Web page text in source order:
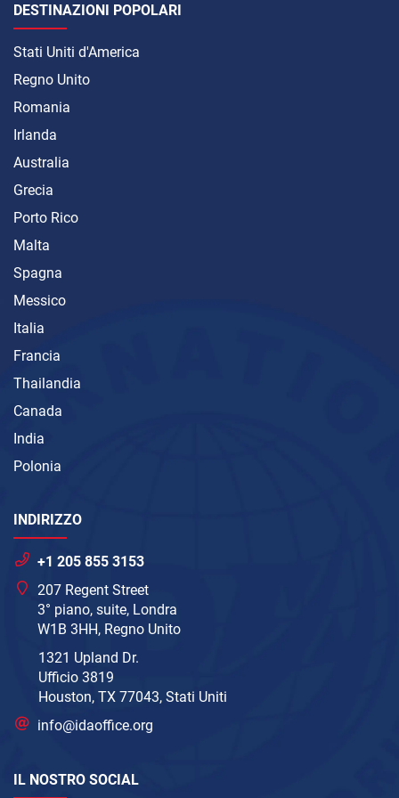
DESTINAZIONI POPOLARI
Stati Uniti d'America
Regno Unito
Romania
Irlanda
Australia
Grecia
Porto Rico
Malta
Spagna
Messico
Italia
Francia
Thailandia
Canada
India
Polonia
INDIRIZZO
+1 205 855 3153
207 Regent Street
3° piano, suite, Londra
W1B 3HH, Regno Unito
1321 Upland Dr.
Ufficio 3819
Houston, TX 77043, Stati Uniti
info@idaoffice.org
IL NOSTRO SOCIAL